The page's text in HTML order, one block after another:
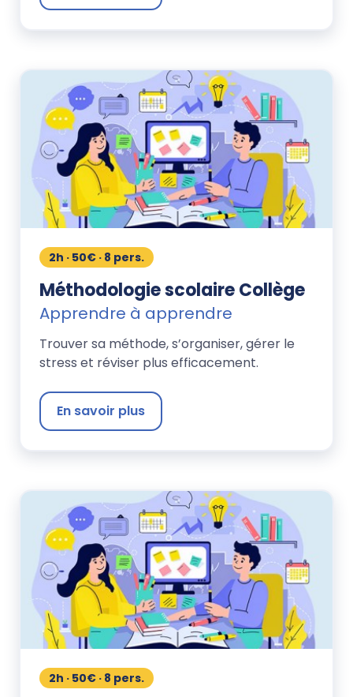
2h · 50€ · 8 pers.
Méthodologie scolaire Collège
Apprendre à apprendre
Trouver sa méthode, s’organiser, gérer le
stress et réviser plus efficacement.
En savoir plus
2h · 50€ · 8 pers.